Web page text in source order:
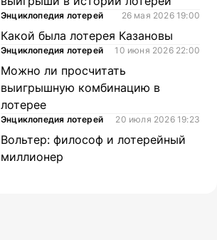
Энциклопедия лотерей 26 мая 2026 19:00
Какой была лотерея Казановы
Энциклопедия лотерей 10 июня 2026 22:00
Можно ли просчитать
выигрышную комбинацию в
лотерее
Энциклопедия лотерей 20 июля 2026 19:23
Вольтер: философ и лотерейный
миллионер